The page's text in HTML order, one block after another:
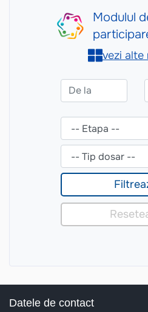
Datele de contact